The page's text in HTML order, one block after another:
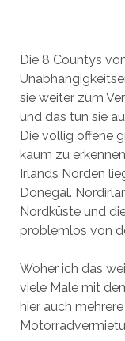
Die 8 Countys
sie weiter zum
und das tun sie
Die völlig offene
kaum zu
Irlands Norden
Donegal.
Nordküste und
problemlos von
Woher ich das
viele Male mit
hier auch